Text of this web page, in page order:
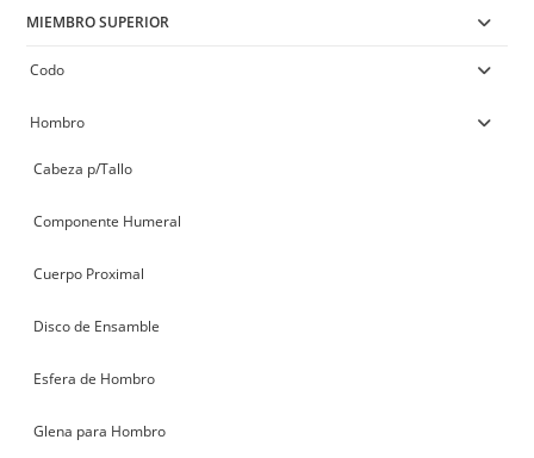
MIEMBRO SUPERIOR
Codo
Hombro
Cabeza p/Tallo
Componente Humeral
Cuerpo Proximal
Disco de Ensamble
Esfera de Hombro
Glena para Hombro